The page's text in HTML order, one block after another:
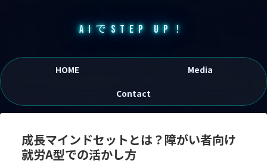
AIでSTEP UP！
HOME
Media
Contact
成長マインドセットとは？障がい者向け
就労A型での活かし方